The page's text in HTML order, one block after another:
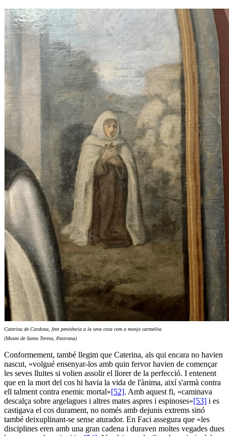
Caterina de Cardona, fent penitència a la seva cova com a monjo carmelita
(Museo de Santa Teresa, Pastrana)
Conformement, també llegim que Caterina, als qui encara no havien
nascut, «volgué ensenyar-los amb quin fervor havien de començar
les seves lluites si volien assolir el llorer de la perfecció. I entenent
que en la mort del cos hi havia la vida de l'ànima, així s'armà contra
ell talment contra enemic mortal»[52]. Amb aquest fi, «caminava
descalça sobre argelagues i altres mates aspres i espinoses»[53] i es
castigava el cos durament, no només amb dejunis extrems sinó
també deixuplinant-se sense aturador. En Faci assegura que «les
disciplines eren amb una gran cadena i duraven moltes vegades dues